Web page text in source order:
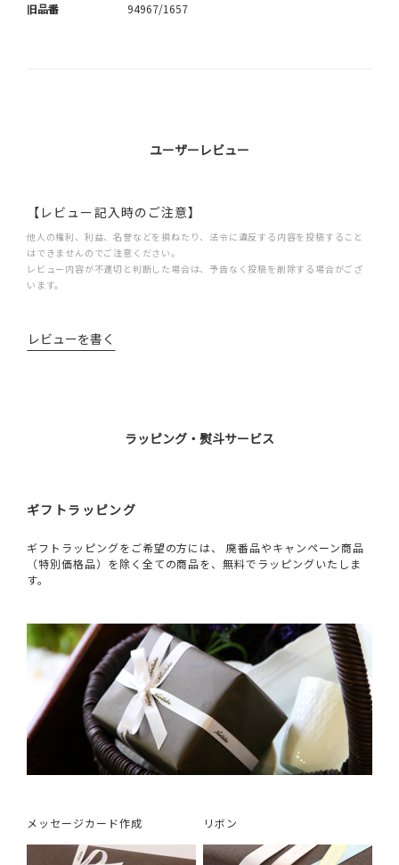
旧品番 94967/1657
ユーザーレビュー
【レビュー記入時のご注意】
他人の権利、利益、名誉などを損ねたり、法令に違反する内容を投稿すること
はできませんのでご注意ください。
レビュー内容が不適切と判断した場合は、予告なく投稿を削除する場合がござ
います。
レビューを書く
ラッピング・熨斗サービス
ギフトラッピング
ギフトラッピングをご希望の方には、 廃番品やキャンペーン商品
（特別価格品）を除く全ての商品を、無料でラッピングいたしま
す。
メッセージカード作成 リボン